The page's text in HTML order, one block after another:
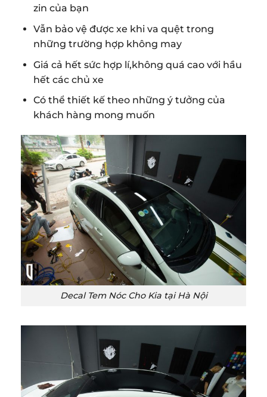
zin của bạn
Vẫn bảo vệ được xe khi va quệt trong
những trường hợp không may
Giá cả hết sức hợp lí,không quá cao với hầu
hết các chủ xe
Có thể thiết kế theo những ý tưởng của
khách hàng mong muốn
Decal Tem Nóc Cho Kia tại Hà Nội